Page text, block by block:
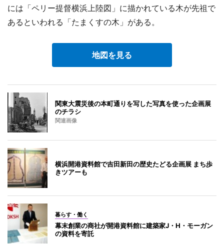
には「ペリー提督横浜上陸図」に描かれている木が先祖で
あるといわれる「たまくすの木」がある。
地図を見る
関東大震災後の本町通りを写した写真を使った企画展
のチラシ
関連画像
横浜開港資料館で吉田新田の歴史たどる企画展 まち歩
きツアーも
暮らす・働く
幕末創業の商社が開港資料館に建築家J・H・モーガン
の資料を寄託